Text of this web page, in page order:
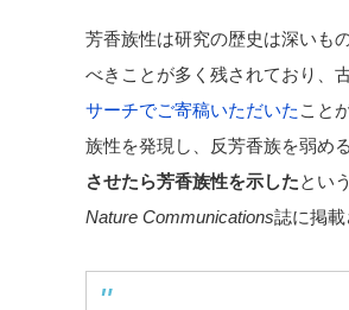
芳香族性は研究の歴史は深いも
べきことが多く残されており、
サーチでご寄稿いただいた こと
族性を発現し、反芳香族を弱め
させたら芳香族性を示したとい
Nature Communications誌に掲